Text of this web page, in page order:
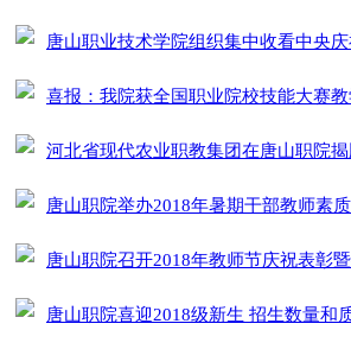
唐山职业技术学院组织集中收看中央
喜报：我院获全国职业院校技能大赛
河北省现代农业职教集团在唐山职院
唐山职院举办2018年暑期干部教师素
唐山职院召开2018年教师节庆祝表彰
唐山职院喜迎2018级新生 招生数量和